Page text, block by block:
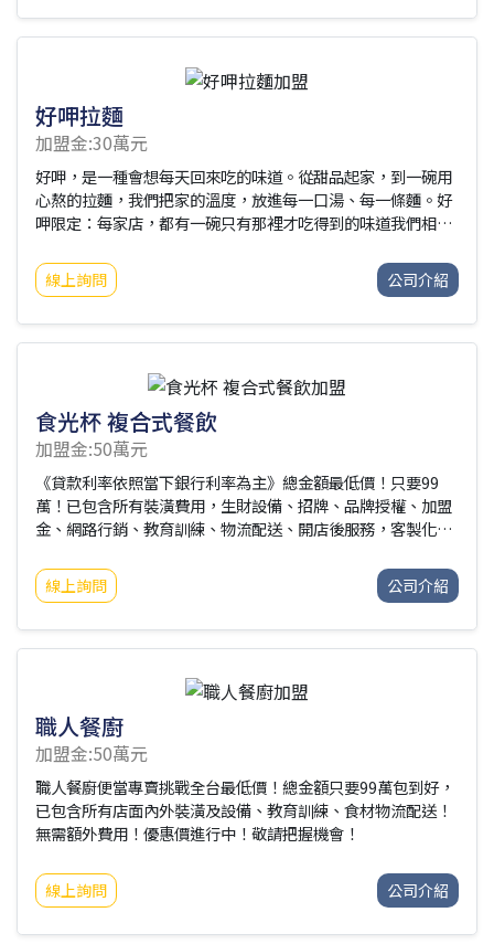
營，我們已擁有數百萬櫻花牌愛用者，並在全國設置9家大型
入國人每一個生活社區，提供最滿意之客戶服務。近年來我們
為了滿足更多消費者的需求，因此擴大了廚房設備產品線的經
營
好呷拉麵
加盟金:30萬元
好呷，是一種會想每天回來吃的味道。從甜品起家，到一碗用
心熬的拉麵，我們把家的溫度，放進每一口湯、每一條麵。好
呷限定：每家店，都有一碗只有那裡才吃得到的味道我們相
線上詢問 公司介紹
食光杯 複合式餐飲
加盟金:50萬元
《貸款利率依照當下銀行利率為主》總金額最低價！只要99
萬！已包含所有裝潢費用，生財設備、招牌、品牌授權、加盟
金、網路行銷、教育訓練、物流配送、開店後服務，客製化裝
線上詢問 公司介紹
職人餐廚
加盟金:50萬元
職人餐廚便當專賣挑戰全台最低價！總金額只要99萬包到好，
已包含所有店面內外裝潢及設備、教育訓練、食材物流配送！
無需額外費用！優惠價進行中！敬請把握機會！
線上詢問 公司介紹